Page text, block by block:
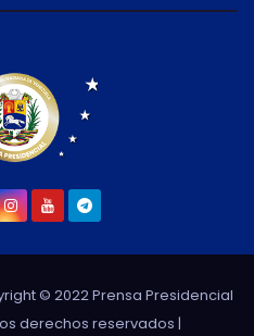
© 2022 Prensa Presidencial
derechos reservados |